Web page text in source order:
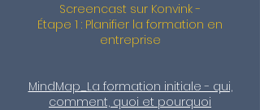
Screencast sur Konvink -
Étape 1 : Planifier la formation en
entreprise
MindMap_La formation initiale - qui,
comment, quoi et pourquoi